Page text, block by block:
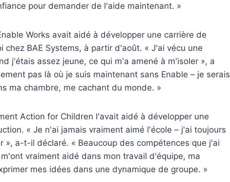
pour demander de l'aide maintenant. »
Works avait aidé à développer une carrière de
chez BAE Systems, à partir d'août. « J'ai vécu une
j'étais assez jeune, ce qui m'a amené à m'isoler », a
pas là où je suis maintenant sans Enable – je serais
ma chambre, me cachant du monde. »
Action for Children l'avait aidé à développer une
« Je n'ai jamais vraiment aimé l'école – j'ai toujours
», a-t-il déclaré. « Beaucoup des compétences que j'ai
vraiment aidé dans mon travail d'équipe, ma
mes idées dans une dynamique de groupe. »